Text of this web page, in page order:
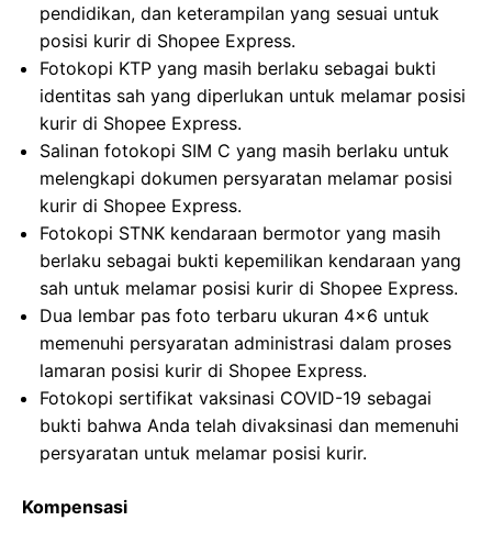
pendidikan, dan keterampilan yang sesuai untuk
posisi kurir di Shopee Express.
Fotokopi KTP yang masih berlaku sebagai bukti
identitas sah yang diperlukan untuk melamar posisi
kurir di Shopee Express.
Salinan fotokopi SIM C yang masih berlaku untuk
melengkapi dokumen persyaratan melamar posisi
kurir di Shopee Express.
Fotokopi STNK kendaraan bermotor yang masih
berlaku sebagai bukti kepemilikan kendaraan yang
sah untuk melamar posisi kurir di Shopee Express.
Dua lembar pas foto terbaru ukuran 4×6 untuk
memenuhi persyaratan administrasi dalam proses
lamaran posisi kurir di Shopee Express.
Fotokopi sertifikat vaksinasi COVID-19 sebagai
bukti bahwa Anda telah divaksinasi dan memenuhi
persyaratan untuk melamar posisi kurir.
Kompensasi